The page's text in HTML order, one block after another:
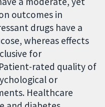
outcomes in
drugs have a
whereas effects
for
rated quality of
or
Healthcare